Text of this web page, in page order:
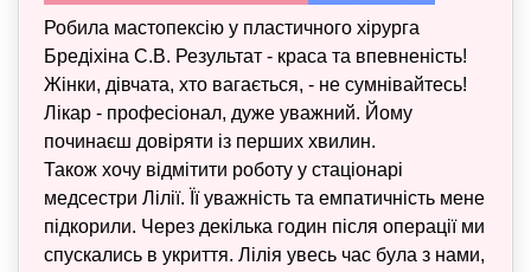
Робила мастопексію у пластичного хірурга
Бредіхіна С.В. Результат - краса та впевненість!
Жінки, дівчата, хто вагається, - не сумнівайтесь!
Лікар - професіонал, дуже уважний. Йому
починаєш довіряти із перших хвилин.
Також хочу відмітити роботу у стаціонарі
медсестри Лілії. Її уважність та емпатичність мене
підкорили. Через декілька годин після операції ми
спускались в укриття. Лілія увесь час була з нами,